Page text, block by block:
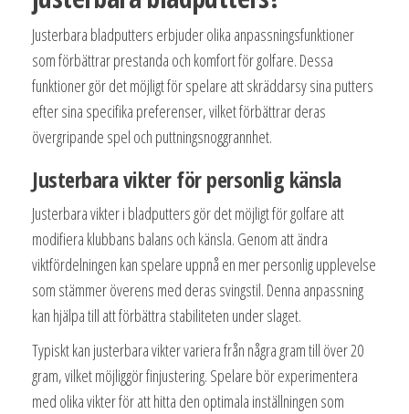
Justerbara bladputters erbjuder olika anpassningsfunktioner
som förbättrar prestanda och komfort för golfare. Dessa
funktioner gör det möjligt för spelare att skräddarsy sina putters
efter sina specifika preferenser, vilket förbättrar deras
övergripande spel och puttningsnoggrannhet.
Justerbara vikter för personlig känsla
Justerbara vikter i bladputters gör det möjligt för golfare att
modifiera klubbans balans och känsla. Genom att ändra
viktfördelningen kan spelare uppnå en mer personlig upplevelse
som stämmer överens med deras svingstil. Denna anpassning
kan hjälpa till att förbättra stabiliteten under slaget.
Typiskt kan justerbara vikter variera från några gram till över 20
gram, vilket möjliggör finjustering. Spelare bör experimentera
med olika vikter för att hitta den optimala inställningen som